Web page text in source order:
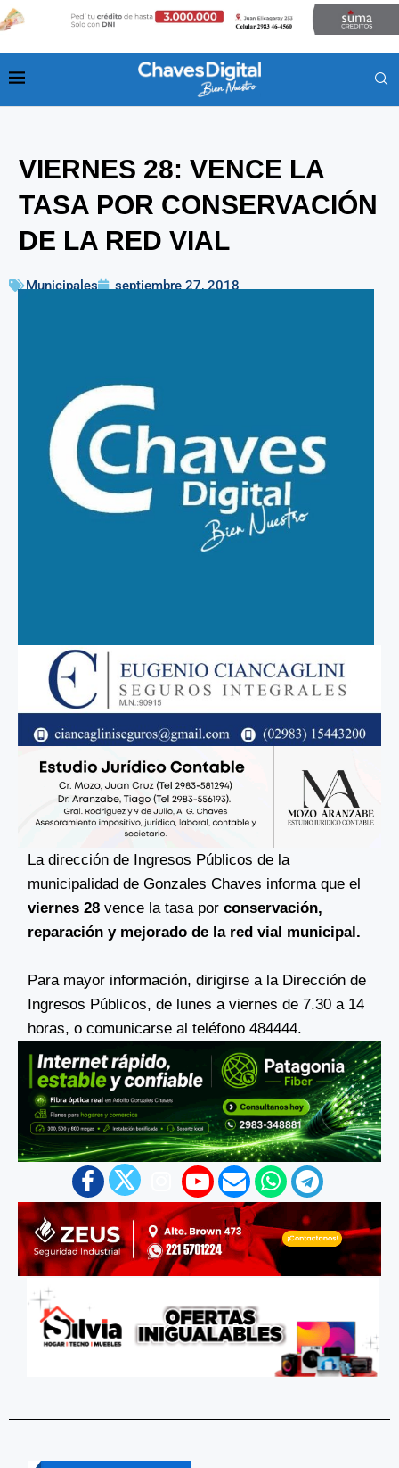
VIERNES 28: VENCE LA
TASA POR CONSERVACIÓN
DE LA RED VIAL
Municipales septiembre 27, 2018
La dirección de Ingresos Públicos de la
municipalidad de Gonzales Chaves informa que el
viernes 28 vence la tasa por conservación,
reparación y mejorado de la red vial municipal.
Para mayor información, dirigirse a la Dirección de
Ingresos Públicos, de lunes a viernes de 7.30 a 14
horas, o comunicarse al teléfono 484444.